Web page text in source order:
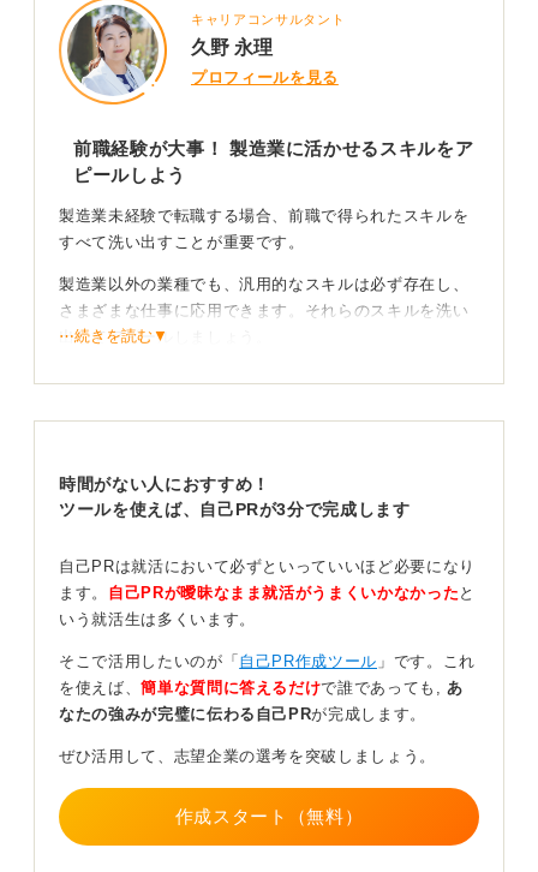
キャリアコンサルタント
久野 永理
プロフィールを見る
前職経験が大事！ 製造業に活かせるスキルをア
ピールしよう
製造業未経験で転職する場合、前職で得られたスキルを
すべて洗い出すことが重要です。
製造業以外の業種でも、汎用的なスキルは必ず存在し、
さまざまな仕事に応用できます。それらのスキルを洗い
出してアピールしましょう。
よう
未経験であることは、誰もが通る道です。重要なのは、
社会人としての経験をしっかりとアピールすることで
前職での経験で培われたスキルを、新しい職場でどう活
かせるかを具体的に伝えることがポイントになります。
把握や分析、改善提案といった管理能力や将来を見通す
力をアピールできるでしょう。
0
⋯続きを読む▼
時間がない人におすすめ！
ツールを使えば、自己PRが3分で完成します
自己PRは就活において必ずといっていいほど必要になり
ます。 自己PRが曖昧なまま就活がうまくいかなかった と
いう就活生は多くいます。
そこで活用したいのが「 自己PR作成ツール 」です。これ
を使えば、簡単な質問に答えるだけで誰であっても, あ
なたの強みが完璧に伝わる自己PRが完成します。
ぜひ活用して、志望企業の選考を突破しましょう。
作成スタート（無料）